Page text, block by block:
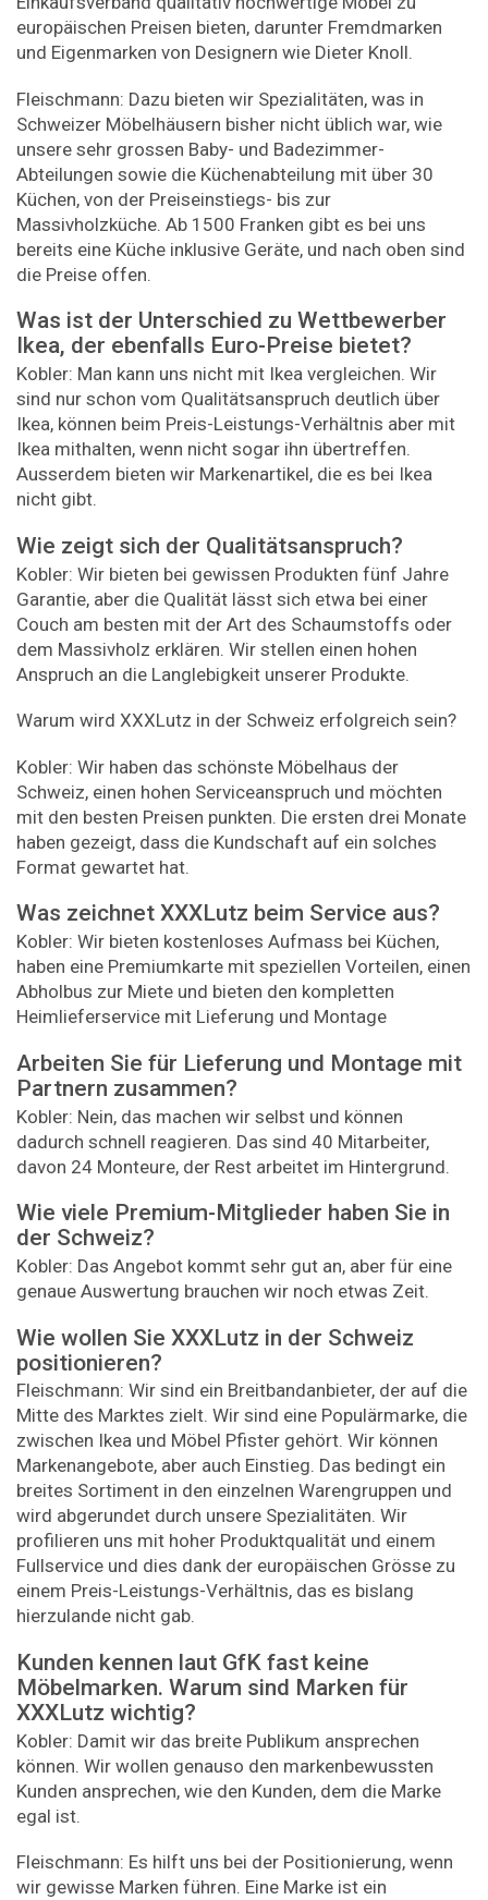
europäischen Preisen bieten, darunter Fremdmarken
und Eigenmarken von Designern wie Dieter Knoll.
Fleischmann: Dazu bieten wir Spezialitäten, was in
Schweizer Möbelhäusern bisher nicht üblich war, wie
unsere sehr grossen Baby- und Badezimmer-
Abteilungen sowie die Küchenabteilung mit über 30
Küchen, von der Preiseinstiegs- bis zur
Massivholzküche. Ab 1500 Franken gibt es bei uns
bereits eine Küche inklusive Geräte, und nach oben sind
die Preise offen.
Was ist der Unterschied zu Wettbewerber
Ikea, der ebenfalls Euro-Preise bietet?
Kobler: Man kann uns nicht mit Ikea vergleichen. Wir
sind nur schon vom Qualitätsanspruch deutlich über
Ikea, können beim Preis-Leistungs-Verhältnis aber mit
Ikea mithalten, wenn nicht sogar ihn übertreffen.
Ausserdem bieten wir Markenartikel, die es bei Ikea
nicht gibt.
Wie zeigt sich der Qualitätsanspruch?
Kobler: Wir bieten bei gewissen Produkten fünf Jahre
Garantie, aber die Qualität lässt sich etwa bei einer
Couch am besten mit der Art des Schaumstoffs oder
dem Massivholz erklären. Wir stellen einen hohen
Anspruch an die Langlebigkeit unserer Produkte.
Warum wird XXXLutz in der Schweiz erfolgreich sein?
Kobler: Wir haben das schönste Möbelhaus der
Schweiz, einen hohen Serviceanspruch und möchten
mit den besten Preisen punkten. Die ersten drei Monate
haben gezeigt, dass die Kundschaft auf ein solches
Format gewartet hat.
Was zeichnet XXXLutz beim Service aus?
Kobler: Wir bieten kostenloses Aufmass bei Küchen,
haben eine Premiumkarte mit speziellen Vorteilen, einen
Abholbus zur Miete und bieten den kompletten
Heimlieferservice mit Lieferung und Montage
Arbeiten Sie für Lieferung und Montage mit
Partnern zusammen?
Kobler: Nein, das machen wir selbst und können
dadurch schnell reagieren. Das sind 40 Mitarbeiter,
davon 24 Monteure, der Rest arbeitet im Hintergrund.
Wie viele Premium-Mitglieder haben Sie in
der Schweiz?
Kobler: Das Angebot kommt sehr gut an, aber für eine
genaue Auswertung brauchen wir noch etwas Zeit.
Wie wollen Sie XXXLutz in der Schweiz
positionieren?
Fleischmann: Wir sind ein Breitbandanbieter, der auf die
Mitte des Marktes zielt. Wir sind eine Populärmarke, die
zwischen Ikea und Möbel Pfister gehört. Wir können
Markenangebote, aber auch Einstieg. Das bedingt ein
breites Sortiment in den einzelnen Warengruppen und
wird abgerundet durch unsere Spezialitäten. Wir
profilieren uns mit hoher Produktqualität und einem
Fullservice und dies dank der europäischen Grösse zu
einem Preis-Leistungs-Verhältnis, das es bislang
hierzulande nicht gab.
Kunden kennen laut GfK fast keine
Möbelmarken. Warum sind Marken für
XXXLutz wichtig?
Kobler: Damit wir das breite Publikum ansprechen
können. Wir wollen genauso den markenbewussten
Kunden ansprechen, wie den Kunden, dem die Marke
egal ist.
Fleischmann: Es hilft uns bei der Positionierung, wenn
wir gewisse Marken führen. Eine Marke ist ein